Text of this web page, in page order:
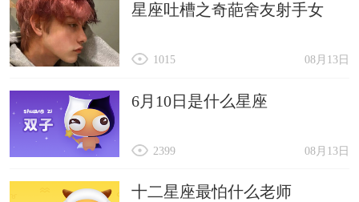
星座吐槽之奇葩舍友射手女
08月13日
1015
6月10日是什么星座
08月13日
2399
十二星座最怕什么老师